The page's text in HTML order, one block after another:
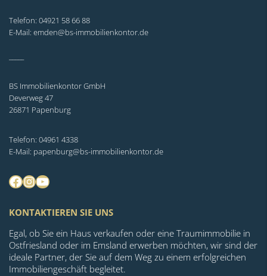
Telefon: 04921 58 66 88
E-Mail: emden@bs-immobilienkontor.de
BS Immobilienkontor GmbH
Deverweg 47
26871 Papenburg
Telefon: 04961 4338
E-Mail: papenburg@bs-immobilienkontor.de
Facebook
Instagram
YouTube
KONTAKTIEREN SIE UNS
Egal, ob Sie ein Haus verkaufen oder eine Traumimmobilie in
Ostfriesland oder im Emsland erwerben möchten, wir sind der
ideale Partner, der Sie auf dem Weg zu einem erfolgreichen
Immobiliengeschäft begleitet.